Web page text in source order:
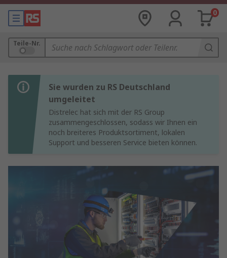
0
Teile-Nr.
Sie wurden zu RS Deutschland
umgeleitet
Distrelec hat sich mit der RS Group
zusammengeschlossen, sodass wir Ihnen ein
noch breiteres Produktsortiment, lokalen
Support und besseren Service bieten können.